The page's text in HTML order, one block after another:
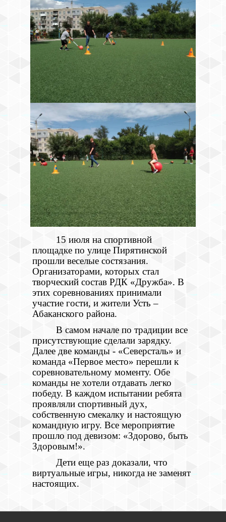
15 июля на спортивной
площадке по улице Пирятинской
прошли веселые состязания.
Организаторами, которых стал
творческий состав РДК «Дружба». В
этих соревнованиях принимали
участие гости, и жители Усть –
Абаканского района.
В самом начале по традиции все
присутствующие сделали зарядку.
Далее две команды - «Северсталь» и
команда «Первое место» перешли к
соревновательному моменту. Обе
команды не хотели отдавать легко
победу. В каждом испытании ребята
проявляли спортивный дух,
собственную смекалку и настоящую
командную игру. Все мероприятие
прошло под девизом: «Здорово, быть
Здоровым!».
Дети еще раз доказали, что
виртуальные игры, никогда не заменят
настоящих.